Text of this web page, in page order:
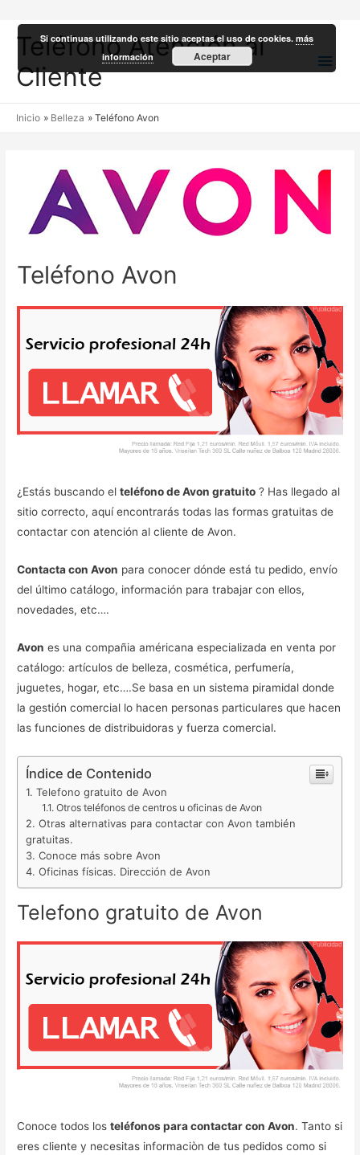
Teléfono Atención al
Cliente
Inicio Belleza Teléfono Avon
Teléfono Avon
¿Estás buscando elteléfono de Avon gratuito ? Has llegado al
sitio correcto, aquí encontrarás todas las formas gratuitas de
contactar con atención al cliente de Avon.
Contacta con Avon para conocer dónde está tu pedido, envío
del último catálogo, información para trabajar con ellos,
novedades, etc….
Avon es una compañia américana especializada en venta por
catálogo: artículos de belleza, cosmética, perfumería,
juguetes, hogar, etc….Se basa en un sistema piramidal donde
la gestión comercial lo hacen personas particulares que hacen
las funciones de distribuidoras y fuerza comercial.
Índice de Contenido
Telefono gratuito de Avon
Otros teléfonos de centros u oficinas de Avon
Otras alternativas para contactar con Avon también
gratuitas.
Conoce más sobre Avon
Oficinas físicas. Dirección de Avon
Telefono gratuito de Avon
Conoce todos losteléfonos para contactar con Avon. Tanto si
eres cliente y necesitas informaciòn de tus pedidos como si
Si continuas utilizando este sitio aceptas el uso de cookies.más
información
Aceptar